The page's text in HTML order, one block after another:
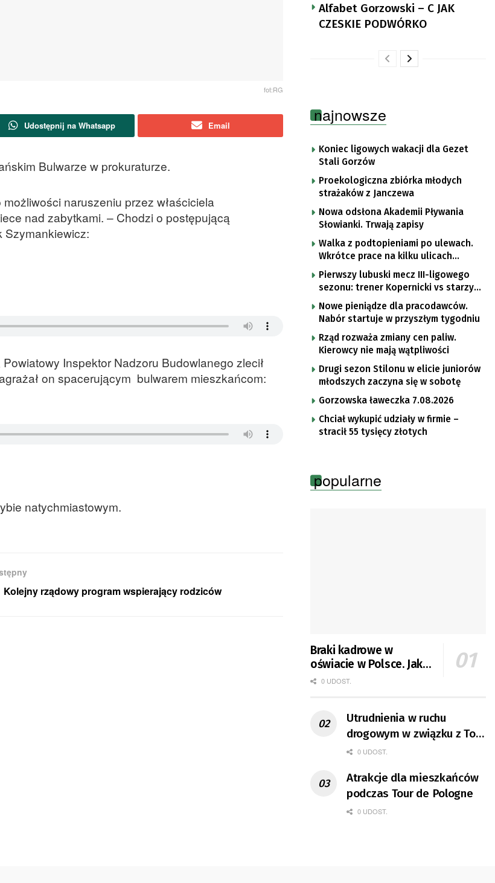
fot:RG
Udostępnij na Whatsapp Email
Bulwarze w prokuraturze.
naruszeniu przez właściciela
nad zabytkami. – Chodzi o postępującą
Szymankiewicz:
Inspektor Nadzoru Budowlanego zlecił
on spacerującym bulwarem mieszkańcom:
natychmiastowym.
Kolejny rządowy program wspierający rodziców
Alfabet Gorzowski – C JAK
CZESKIE PODWÓRKO
najnowsze
Koniec ligowych wakacji dla Gezet
Stali Gorzów
Proekologiczna zbiórka młodych
strażaków z Janczewa
Nowa odsłona Akademii Pływania
Słowianki. Trwają zapisy
Walka z podtopieniami po ulewach.
Wkrótce prace na kilku ulicach
Gorzowa
Pierwszy lubuski mecz III-ligowego
sezonu: trener Kopernicki vs starzy
znajomi
Nowe pieniądze dla pracodawców.
Nabór startuje w przyszłym tygodniu
Rząd rozważa zmiany cen paliw.
Kierowcy nie mają wątpliwości
Drugi sezon Stilonu w elicie juniorów
młodszych zaczyna się w sobotę
Gorzowska ławeczka 7.08.2026
Chciał wykupić udziały w firmie –
stracił 55 tysięcy złotych
popularne
Braki kadrowe w
oświacie w Polsce. Jak
jest w Gorzowie?
0 UDOST.
Utrudnienia w ruchu
drogowym w związku z Tour
de Pologne
0 UDOST.
Atrakcje dla mieszkańców
podczas Tour de Pologne
0 UDOST.